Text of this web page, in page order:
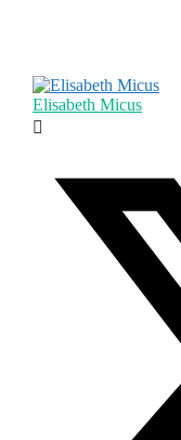
Elisabeth Micus